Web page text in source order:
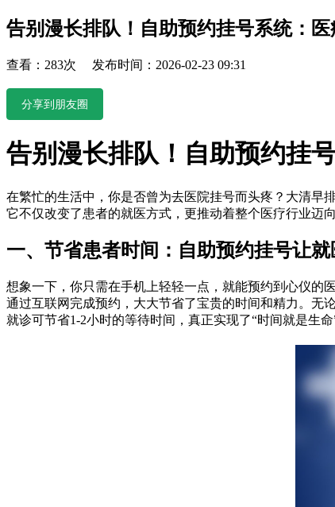
告别漫长排队！自助预约挂号系统：
查看：283次 发布时间：2026-02-23 09:31
分享到朋友圈
告别漫长排队！自助预约挂
在繁忙的生活中，你是否曾为去医院挂号而头疼？大清
它不仅改变了患者的就医方式，更推动着整个医疗行业迈
一、节省患者时间：自助预约挂号让
想象一下，你只需在手机上轻轻一点，就能预约到心仪的
通过互联网完成预约，大大节省了宝贵的时间和精力。无
就诊可节省1-2小时的等待时间，真正实现了“时间就是生